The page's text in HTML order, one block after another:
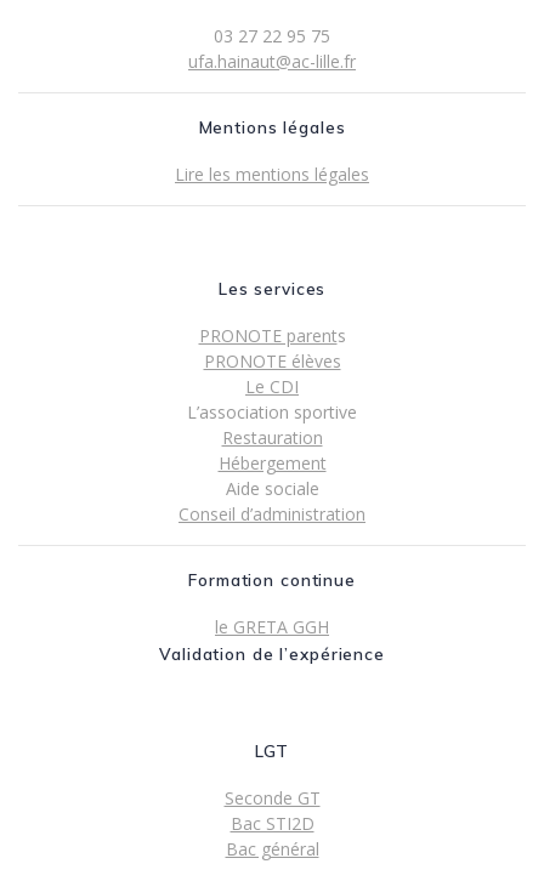
03 27 22 95 75
ufa.hainaut@ac-lille.fr
Mentions légales
Lire les mentions légales
Les services
PRONOTE parents
PRONOTE élèves
Le CDI
L’association sportive
Restauration
Hébergement
Aide sociale
Conseil d’administration
Formation continue
le GRETA GGH
Validation de l’expérience
LGT
Seconde GT
Bac STI2D
Bac général